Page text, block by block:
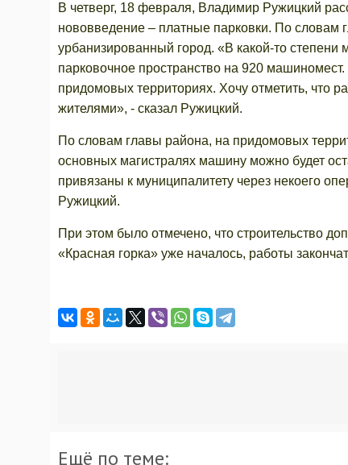
В четверг, 18 февраля, Владимир Ружицкий
нововведение – платные парковки. По словам
урбанизированный город. «В какой-то степени
парковочное пространство на 920
придомовых территориях. Хочу отметить, что
жителями», - сказал Ружицкий.
По словам главы района, на придомовых
основных магистралях машину можно будет
привязаны к муниципалитету через некоего
Ружицкий.
При этом было отмечено, что строительство
«Красная горка» уже началось, работы
Ещё по теме: